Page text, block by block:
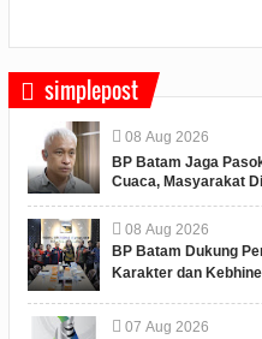
simplepost
08 Aug 2026
BP Batam Jaga
Cuaca, Masyarakat
08 Aug 2026
BP Batam Dukung
Karakter dan
07 Aug 2026